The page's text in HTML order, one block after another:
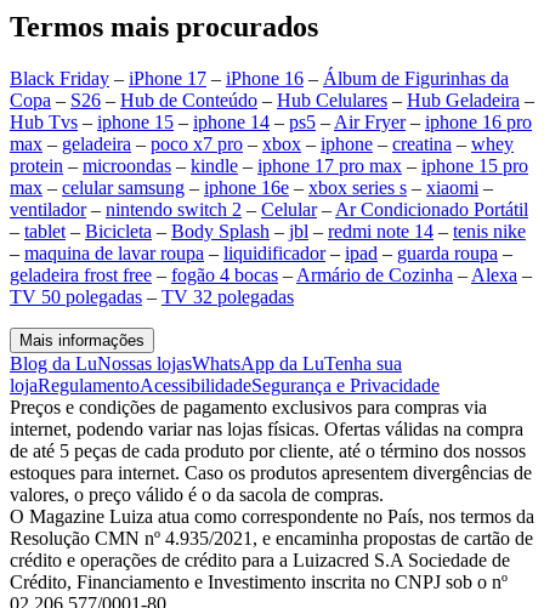
Termos mais procurados
Black Friday – iPhone 17 – iPhone 16 – Álbum de Figurinhas da
Copa – S26 – Hub de Conteúdo – Hub Celulares – Hub Geladeira –
Hub Tvs – iphone 15 – iphone 14 – ps5 – Air Fryer– iphone 16 pro
max – geladeira – poco x7 pro – xbox – iphone – creatina – whey
protein – microondas – kindle – iphone 17 pro max – iphone 15 pro
max – celular samsung – iphone 16e – xbox series s – xiaomi –
ventilador– nintendo switch 2 – Celular– Ar Condicionado Portátil
– tablet – Bicicleta – Body Splash – jbl – redmi note 14 – tenis nike
– maquina de lavar roupa – liquidificador– ipad – guarda roupa –
geladeira frost free – fogão 4 bocas – Armário de Cozinha – Alexa –
TV 50 polegadas – TV 32 polegadas
Mais informações
Blog da LuNossas lojasWhatsApp da LuTenha sua
lojaRegulamentoAcessibilidadeSegurança e Privacidade
Preços e condições de pagamento exclusivos para compras via
internet, podendo variar nas lojas físicas. Ofertas válidas na compra
de até 5 peças de cada produto por cliente, até o término dos nossos
estoques para internet. Caso os produtos apresentem divergências de
valores, o preço válido é o da sacola de compras.
O Magazine Luiza atua como correspondente no País, nos termos da
Resolução CMN nº 4.935/2021, e encaminha propostas de cartão de
crédito e operações de crédito para a Luizacred S.A Sociedade de
Crédito, Financiamento e Investimento inscrita no CNPJ sob o nº
02.206.577/0001-80.